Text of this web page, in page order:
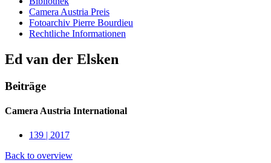
Camera Austria Preis
Fotoarchiv Pierre Bourdieu
Rechtliche Informationen
Ed van der Elsken
Beiträge
Camera Austria International
139 | 2017
Back to overview